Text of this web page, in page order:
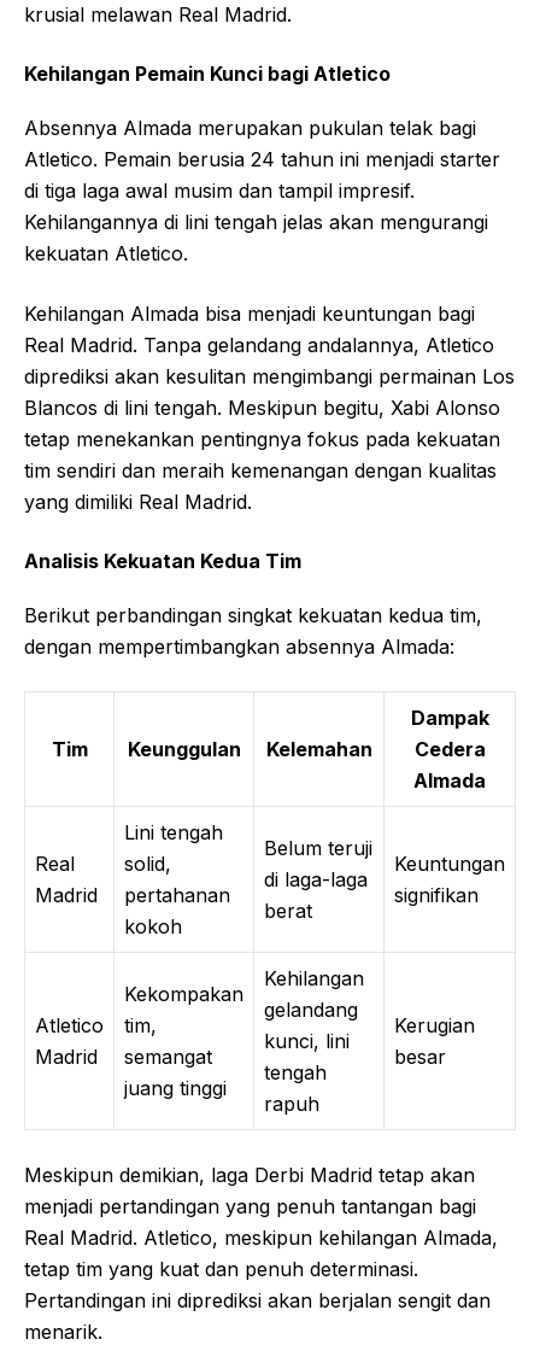
krusial melawan Real Madrid.
Kehilangan Pemain Kunci bagi Atletico
Absennya Almada merupakan pukulan telak bagi
Atletico. Pemain berusia 24 tahun ini menjadi starter
di tiga laga awal musim dan tampil impresif.
Kehilangannya di lini tengah jelas akan mengurangi
kekuatan Atletico.
Kehilangan Almada bisa menjadi keuntungan bagi
Real Madrid. Tanpa gelandang andalannya, Atletico
diprediksi akan kesulitan mengimbangi permainan Los
Blancos di lini tengah. Meskipun begitu, Xabi Alonso
tetap menekankan pentingnya fokus pada kekuatan
tim sendiri dan meraih kemenangan dengan kualitas
yang dimiliki Real Madrid.
Analisis Kekuatan Kedua Tim
Berikut perbandingan singkat kekuatan kedua tim,
dengan mempertimbangkan absennya Almada:
Tim Keunggulan Kelemahan
Dampak
Cedera
Almada
Real
Madrid
Lini tengah
solid,
pertahanan
kokoh
Belum teruji
di laga-laga
berat
Keuntungan
signifikan
Atletico
Madrid
Kekompakan
tim,
semangat
juang tinggi
Kehilangan
gelandang
kunci, lini
tengah
rapuh
Kerugian
besar
Meskipun demikian, laga Derbi Madrid tetap akan
menjadi pertandingan yang penuh tantangan bagi
Real Madrid. Atletico, meskipun kehilangan Almada,
tetap tim yang kuat dan penuh determinasi.
Pertandingan ini diprediksi akan berjalan sengit dan
menarik.